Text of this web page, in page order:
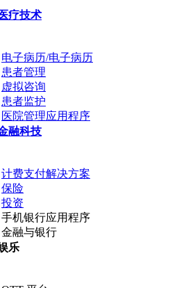
疗技术
电子病历/电子病历
患者管理
虚拟咨询
患者监护
医院管理应用程序
融科技
计费支付解决方案
保险
投资
手机银行应用程序
金融与银行
乐